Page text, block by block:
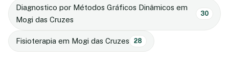
Diagnostico por Métodos Gráficos Dinâmicos em
Mogi das Cruzes
30
Fisioterapia em Mogi das Cruzes 28